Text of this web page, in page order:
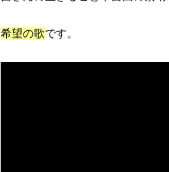
希望の歌です。